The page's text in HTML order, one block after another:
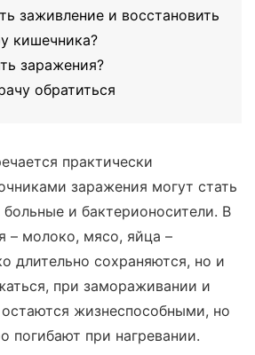
заживление и восстановить
кишечника?
заражения?
обратиться
практически
заражения могут стать
и бактерионосители. В
– молоко, мясо, яйца –
длительно сохраняются, но и
при замораживании и
жизнеспособными, но
погибают при нагревании.